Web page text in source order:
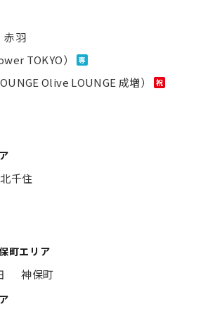
赤羽
TOKYO）
専
Olive LOUNGE 成増） 祝
北千住
町エリア
神保町